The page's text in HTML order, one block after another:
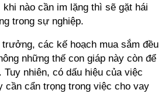
nào cần im lặng thì sẽ gặt hái
trong sự nghiệp.
các kế hoạch mua sắm đều
những thế con giáp này còn để
nhiên, có dấu hiệu của việc
cần cẩn trọng trong việc cho vay